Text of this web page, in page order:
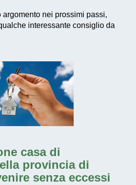
argomento nei prossimi passi,
interessante consiglio da
casa di
provincia di
senza eccessi